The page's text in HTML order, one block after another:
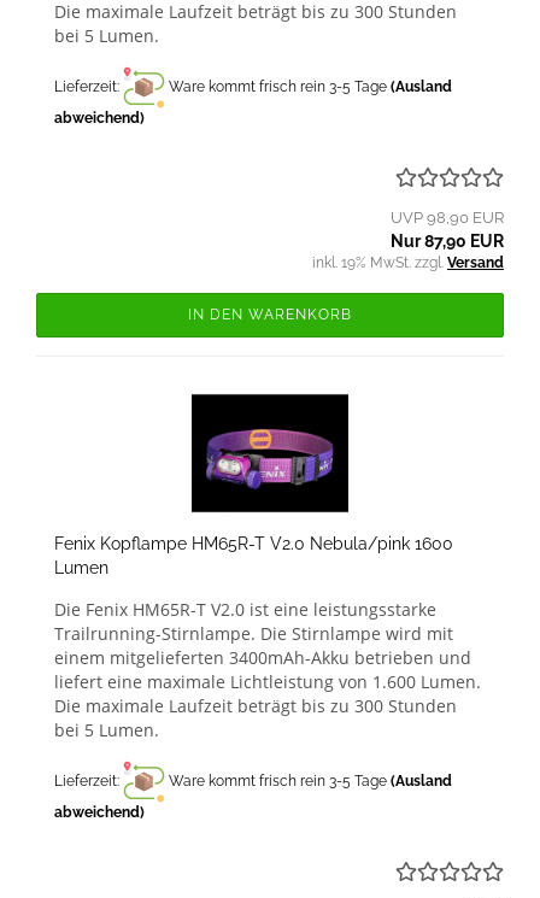
Die maximale Laufzeit beträgt bis zu 300 Stunden
bei 5 Lumen.
Lieferzeit: Ware kommt frisch rein 3-5 Tage (Ausland
abweichend)
UVP 98,90 EUR
Nur 87,90 EUR
inkl. 19% MwSt. zzgl. Versand
IN DEN WARENKORB
Fenix Kopflampe HM65R-T V2.0 Nebula/pink 1600
Lumen
Die Fenix HM65R-T V2.0 ist eine leistungsstarke
Trailrunning-Stirnlampe. Die Stirnlampe wird mit
einem mitgelieferten 3400mAh-Akku betrieben und
liefert eine maximale Lichtleistung von 1.600 Lumen.
Die maximale Laufzeit beträgt bis zu 300 Stunden
bei 5 Lumen.
Lieferzeit: Ware kommt frisch rein 3-5 Tage (Ausland
abweichend)